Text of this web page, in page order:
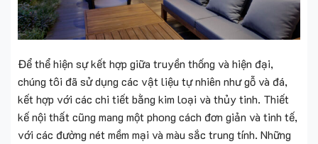
Để thể hiện sự kết hợp giữa truyền thống và hiện đại,
chúng tôi đã sử dụng các vật liệu tự nhiên như gỗ và đá,
kết hợp với các chi tiết bằng kim loại và thủy tinh. Thiết
kế nội thất cũng mang một phong cách đơn giản và tinh tế,
với các đường nét mềm mại và màu sắc trung tính. Những